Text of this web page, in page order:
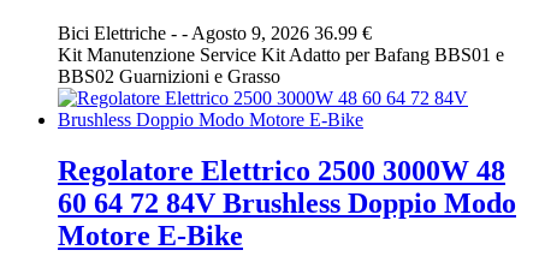
Bici Elettriche - - Agosto 9, 2026 36.99 €
Kit Manutenzione Service Kit Adatto per Bafang BBS01 e
BBS02 Guarnizioni e Grasso
Regolatore Elettrico 2500 3000W 48
60 64 72 84V Brushless Doppio Modo
Motore E-Bike